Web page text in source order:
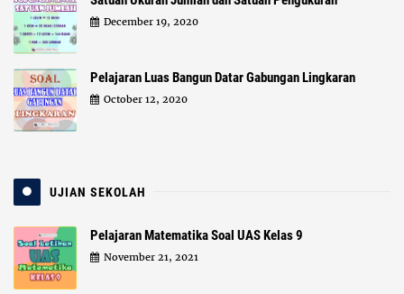
December 19, 2020
Pelajaran Luas Bangun Datar Gabungan Lingkaran
October 12, 2020
UJIAN SEKOLAH
Pelajaran Matematika Soal UAS Kelas 9
November 21, 2021